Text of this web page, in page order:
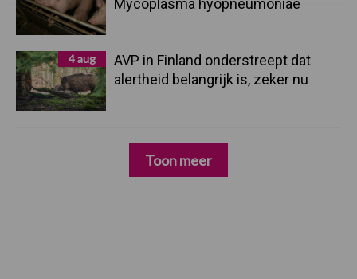
4 aug
AVP in Finland onderstreept dat
alertheid belangrijk is, zeker nu
Toon meer